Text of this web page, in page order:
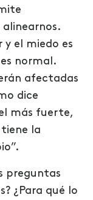
alinearnos.
y el miedo es
normal.
afectadas
dice
más fuerte,
la
preguntas
¿Para qué lo